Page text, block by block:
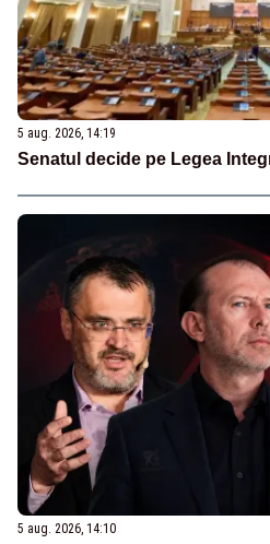
5 aug. 2026, 14:19
Senatul decide pe Legea
5 aug. 2026, 14:10